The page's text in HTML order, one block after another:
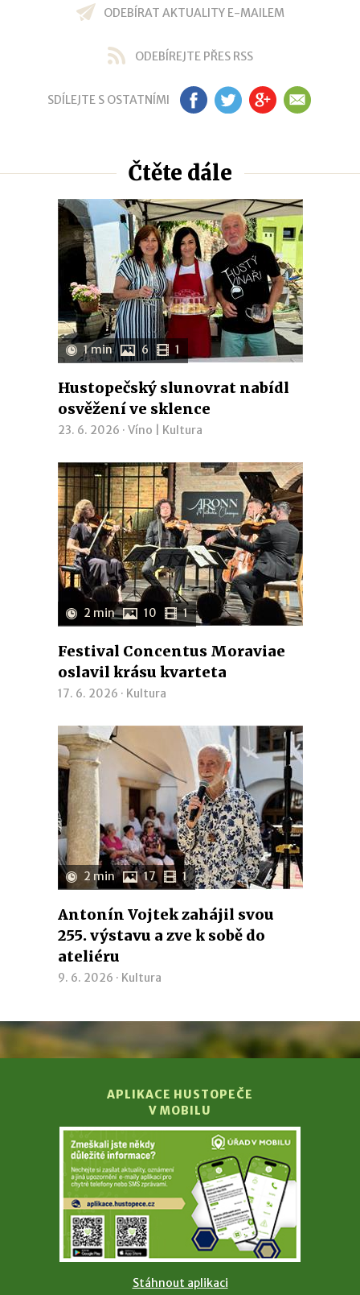
ODEBÍRAT AKTUALITY E-MAILEM
ODEBÍREJTE PŘES RSS
SDÍLEJTE S OSTATNÍMI FB TW GP EM
Čtěte dále
1 min 6 1
Hustopečský slunovrat nabídl
osvěžení ve sklence
23. 6. 2026 · Víno Kultura
2 min 10 1
Festival Concentus Moraviae
oslavil krásu kvarteta
17. 6. 2026 · Kultura
2 min 17 1
Antonín Vojtek zahájil svou
255. výstavu a zve k sobě do
ateliéru
9. 6. 2026 · Kultura
APLIKACE HUSTOPEČE
V MOBILU
Stáhnout aplikaci